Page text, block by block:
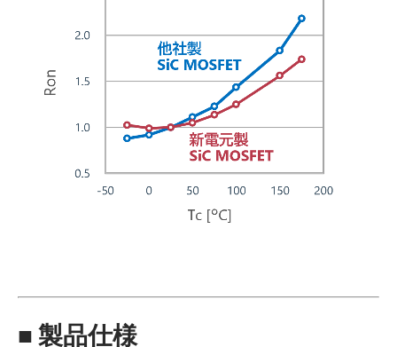
■ 製品仕様